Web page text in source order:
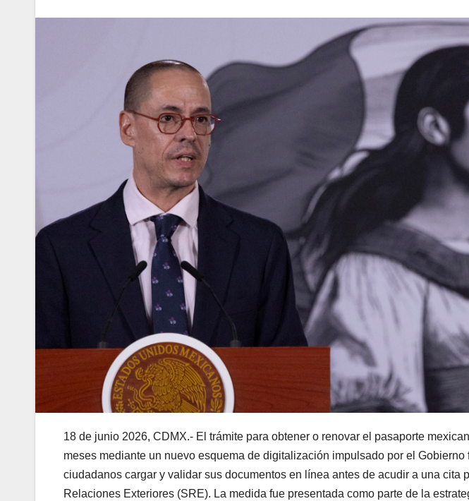
18 de junio 2026, CDMX.- El trámite para obtener o renovar el pasaporte
meses mediante un nuevo esquema de digitalización impulsado por el Gobierno
ciudadanos cargar y validar sus documentos en línea antes de acudir a una cita
Relaciones Exteriores (SRE). La medida fue presentada como parte de la